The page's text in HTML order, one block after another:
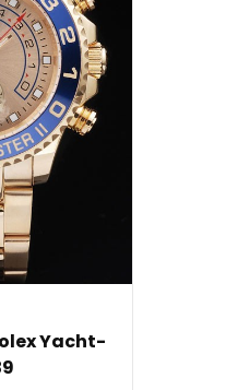
Yacht-